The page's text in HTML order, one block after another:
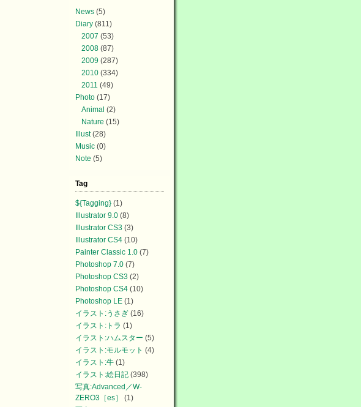
News (5)
Diary (811)
2007 (53)
2008 (87)
2009 (287)
2010 (334)
2011 (49)
Photo (17)
Animal (2)
Nature (15)
Illust(28)
Music (0)
Note (5)
Tag
${Tagging} (1)
Illustrator 9.0 (8)
Illustrator CS3 (3)
Illustrator CS4 (10)
Painter Classic 1.0 (7)
Photoshop 7.0 (7)
Photoshop CS3 (2)
Photoshop CS4 (10)
Photoshop LE (1)
イラスト:うさぎ (16)
イラスト:トラ (1)
イラスト:ハムスター (5)
イラスト:モルモット (4)
イラスト:牛 (1)
イラスト:絵日記 (398)
写真:Advanced／W-
ZERO3［es］
(1)